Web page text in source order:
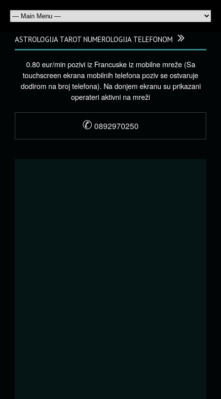
ASTROLOGIJA TAROT NUMEROLOGIJA TELEFONOM
0.80 eur/min pozivi iz Francuske iz mobilne mreže (Sa
touchscreen ekrana mobilnih telefona poziv se ostvaruje
dodirom na broj telefona). Na donjem ekranu su prikazani
operateri aktivni na mreži
✆ 0892970250